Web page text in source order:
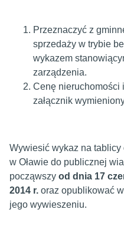
Przeznaczyć z
sprzedaży w trybie
wykazem
zarządzenia.
Cenę nieruchomości
załącznik
Wywiesić wykaz na tablicy
w Oławie do publicznej
począwszy od dnia 17
2014 r. oraz opublikować
jego wywieszeniu.